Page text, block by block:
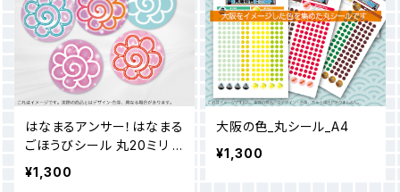
はなまるアンサー！はなまる
ごほうびシール 丸20ミリ /
トイトレ 知育 宿題に！ ゆめ
かわ きゅるんとかわいい（5
¥1,300
大阪の色_丸シール_A4
¥1,300